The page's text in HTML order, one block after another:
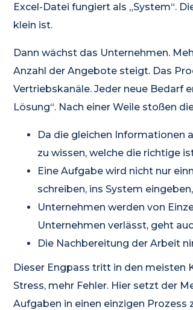
Excel-Datei fungiert als „System“.
klein ist.
Dann wächst das Unternehmen.
Anzahl der Angebote steigt. Das
Vertriebskanäle. Jeder neue Bedarf
Lösung“. Nach einer Weile stoßen
Da die gleichen Informationen
zu wissen, welche die richtige
Eine Aufgabe wird nicht nur
schreiben, ins System
Unternehmen werden von
Unternehmen verlässt, geht
Die Nachbereitung der Arbeit
Dieser Engpass tritt in den meisten
Stress, mehr Fehler. Hier setzt der
Aufgaben in einen einzigen Prozess